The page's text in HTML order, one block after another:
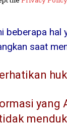
beberapa hal
saat
yang